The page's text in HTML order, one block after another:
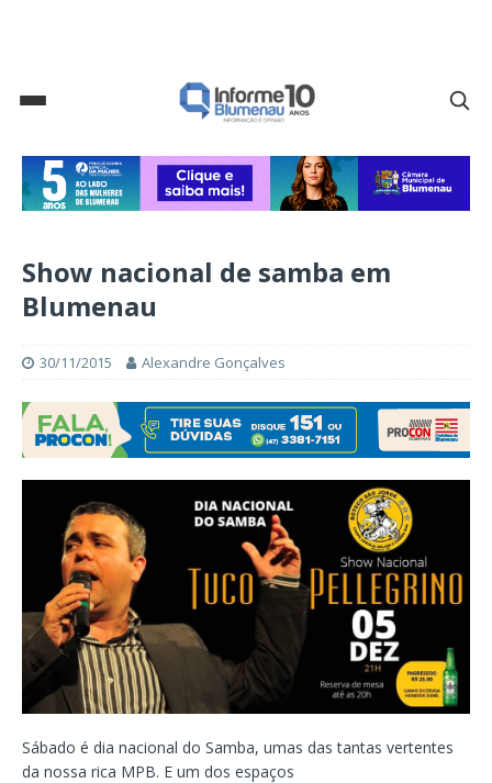
Show nacional de samba em
Blumenau
30/11/2015 Alexandre Gonçalves
Sábado é dia nacional do Samba, umas das tantas vertentes
da nossa rica MPB. E um dos espaços